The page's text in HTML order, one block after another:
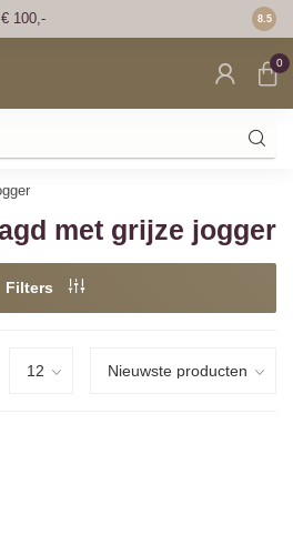
100,- Voor
8.5
0
met grijze jogger
Filters